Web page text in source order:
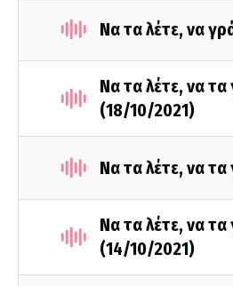
Να τα λέτε, να
Να τα λέτε, να
(18/10/2021)
Να τα λέτε, να
Να τα λέτε, να
(14/10/2021)